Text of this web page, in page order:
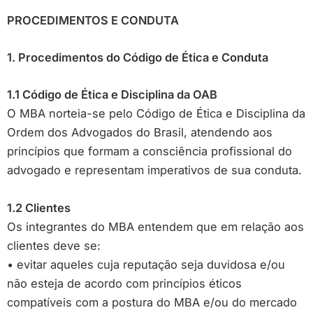
PROCEDIMENTOS E CONDUTA
1. Procedimentos do Código de Ética e Conduta
1.1 Código de Ética e Disciplina da OAB
O MBA norteia-se pelo Código de Ética e Disciplina da
Ordem dos Advogados do Brasil, atendendo aos
princípios que formam a consciência profissional do
advogado e representam imperativos de sua conduta.
1.2 Clientes
Os integrantes do MBA entendem que em relação aos
clientes deve se:
• evitar aqueles cuja reputação seja duvidosa e/ou
não esteja de acordo com princípios éticos
compatíveis com a postura do MBA e/ou do mercado